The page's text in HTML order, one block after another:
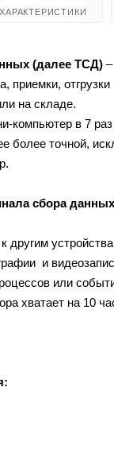
ХАРАКТЕРИСТИКИ
(далее ТСД)
приемки,
на складе.
компьютер в 7
более точной,
сбора
другим
и
или
хватает на 10